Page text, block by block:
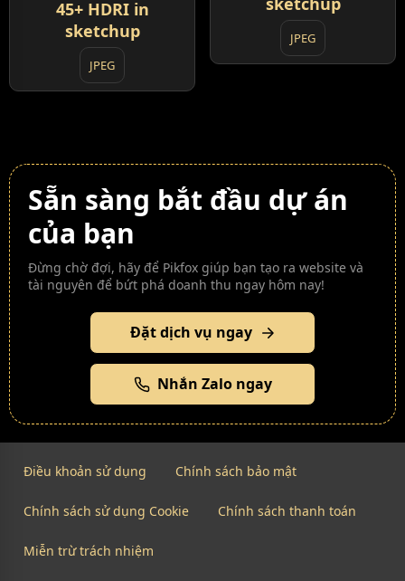
JPEG
45+ HDRI in
sketchup
JPEG
Sẵn sàng bắt đầu dự án
của bạn
Đừng chờ đợi, hãy để Pikfox giúp bạn tạo ra website và
tài nguyên để bứt phá doanh thu ngay hôm nay!
Đặt dịch vụ ngay
Nhắn Zalo ngay
Điều khoản sử dụng Chính sách bảo mật
Chính sách sử dụng Cookie Chính sách thanh toán
Miễn trừ trách nhiệm